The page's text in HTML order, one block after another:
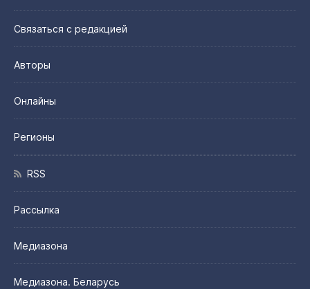
Связаться с редакцией
Авторы
Онлайны
Регионы
RSS
Рассылка
Медиазона
Медиазона. Беларусь